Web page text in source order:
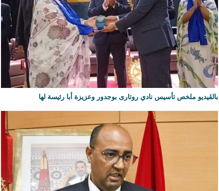
بالڨيديو ملخص تأسيس نادي روتارى بوجدور وعزيزة أبا رئيسة لها